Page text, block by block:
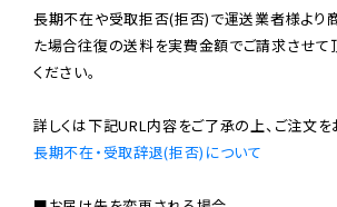
長期不在や受取拒否(拒否)で運送業者様より
た場合往復の送料を実費金額でご請求させて
ください。
長期不在・受取辞退(拒否)について